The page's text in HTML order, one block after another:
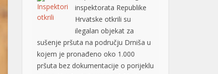
kojem je pronađeno oko 1.000
pršuta bez dokumentacije o porijeklu
mesa. U toku je istraga odakle je
meso stiglo i gdje je završavalo.
Kako Jutarnji.hr saznaje iz Državnog
inspektorata, vlasnici objekta nisu